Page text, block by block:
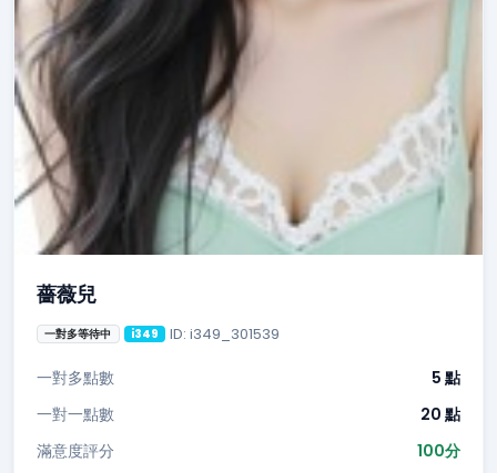
薔薇兒
一對多等待中 i349 ID: i349_301539
一對多點數
5 點
一對一點數
20 點
滿意度評分
100分